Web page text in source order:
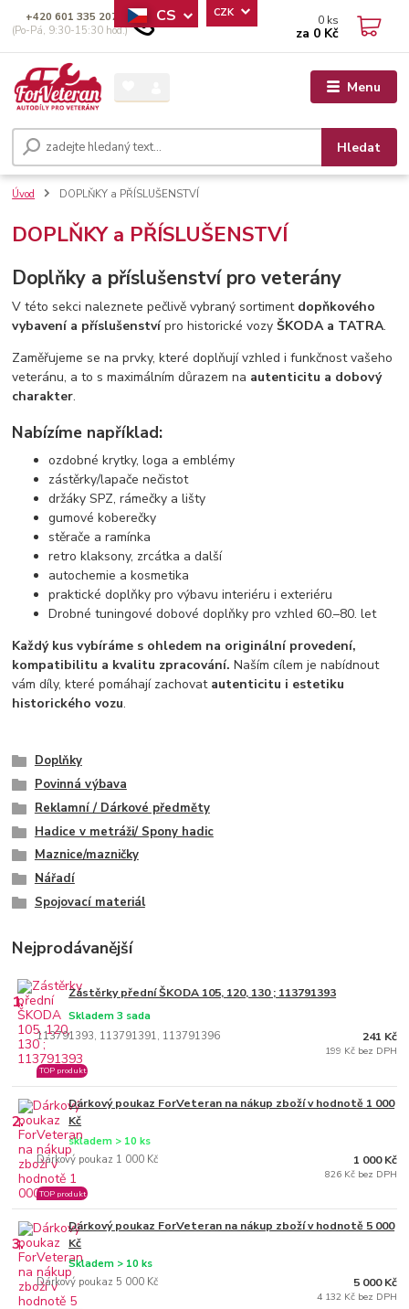
Menu
CS CZK
Hledat
+420 601 335 207
(Po-Pá, 9:30-15:30 hod.)
0 ks
za 0 Kč
Úvod DOPLŇKY a PŘÍSLUŠENSTVÍ
DOPLŇKY a PŘÍSLUŠENSTVÍ
Doplňky a příslušenství pro veterány
V této sekci naleznete pečlivě vybraný sortiment dopňkového
vybavení a příslušenstvípro historické vozyŠKODA a TATRA.
Zaměřujeme se na prvky, které doplňují vzhled i funkčnost vašeho
veteránu, a to s maximálním důrazem na autenticitu a dobový
charakter.
Nabízíme například:
ozdobné krytky, loga a emblémy
zástěrky/lapače nečistot
držáky SPZ, rámečky a lišty
gumové koberečky
stěrače a ramínka
retro klaksony, zrcátka a další
autochemie a kosmetika
praktické doplňky pro výbavu interiéru i exteriéru
Drobné tuningové dobové doplňky pro vzhled 60.–80. let
Každý kus vybíráme s ohledem na originální provedení,
kompatibilitu a kvalitu zpracování. Naším cílem je nabídnout
vám díly, které pomáhají zachovat autenticitu i estetiku
historického vozu.
Doplňky
Povinná výbava
Reklamní / Dárkové předměty
Hadice v metráži/ Spony hadic
Maznice/mazničky
Nářadí
Spojovací materiál
Nejprodávanější
1. Zástěrky přední ŠKODA 105, 120, 130 ; 113791393
113791393, 113791391, 113791396
Skladem 3 sada
TOP produkt
241 Kč
199 Kč bez DPH
2.
Dárkový poukaz ForVeteran na nákup zboží v hodnotě 1 000
Kč
Dárkový poukaz 1 000 Kč
skladem > 10 ks
TOP produkt
1 000 Kč
826 Kč bez DPH
3.
Dárkový poukaz ForVeteran na nákup zboží v hodnotě 5 000
Kč
Dárkový poukaz 5 000 Kč
Skladem > 10 ks
5 000 Kč
4 132 Kč bez DPH